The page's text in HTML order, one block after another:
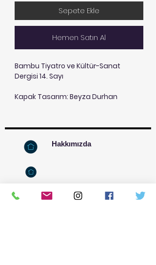
Sepete Ekle
Hemen Satın Al
Bambu Tiyatro ve Kültür-Sanat
Dergisi 14. Sayı
Kapak Tasarım: Beyza Durhan
Hakkımızda